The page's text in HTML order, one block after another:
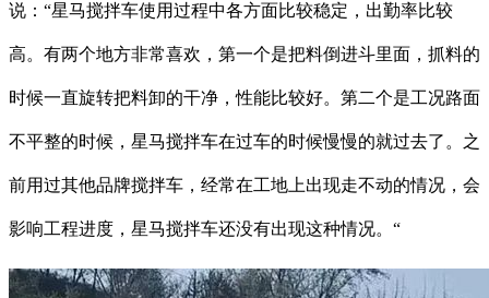
说：“星马搅拌车使用过程中各方面比较稳定，出勤率比较
高。有两个地方非常喜欢，第一个是把料倒进斗里面，抓料的
时候一直旋转把料卸的干净，性能比较好。第二个是工况路面
不平整的时候，星马搅拌车在过车的时候慢慢的就过去了。之
前用过其他品牌搅拌车，经常在工地上出现走不动的情况，会
影响工程进度，星马搅拌车还没有出现这种情况。“